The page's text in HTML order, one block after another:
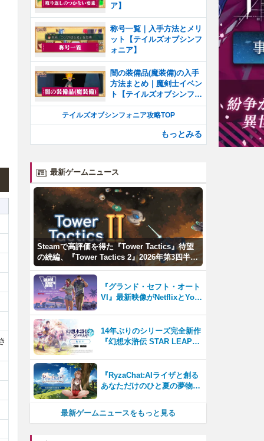
ア】
称号一覧｜入手方法とメリ
ット【テイルズオブシンフ
ォニア】
闇の装備品(魔装備)の入手
方法まとめ｜魔剣士イベン
ト【テイルズオブシンフォ
ニア】
テイルズオブシンフォニア攻略TOP
もっとみる
最新ゲームニュース
Steamで高評価を得た『Tower Tactics』待望
の続編、『Tower Tactics 2』2026年第3四半期
に早期アクセス開始
『グランド・セフト・オート
VI』最新映像がNetflixとYou
14年ぶりのシリーズ完全新作
『幻想水滸伝 STAR LEAP』
『RyzaChat:AIライザと創る
あなただけのひと夏の夢物
テムはこれまでにない新鮮な
最新ゲームニュースをもっと見る